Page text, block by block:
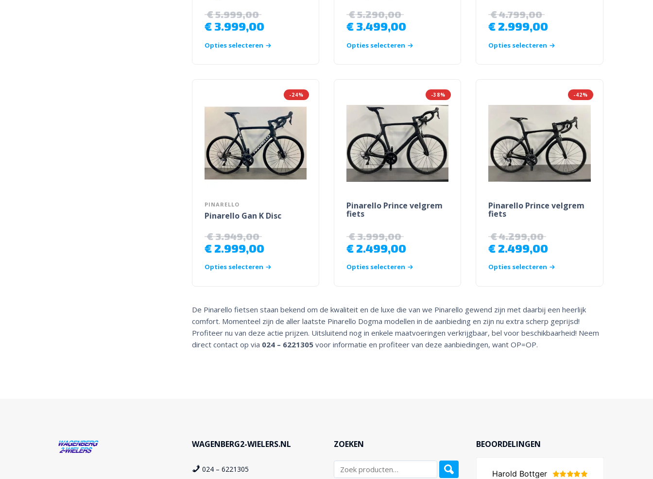
€5.999,00
€3.999,00
Opties selecteren
€5.290,00
€3.499,00
Opties selecteren
€4.799,00
€ 2.999,00
Opties selecteren
-24%
PINARELLO
Pinarello Gan K Disc
€3.949,00
€2.999,00
Opties selecteren
-38%
Pinarello Prince velgrem
fiets
€3.999,00
€2.499,00
Opties selecteren
-42%
Pinarello Prince velgrem
fiets
€4.299,00
€ 2.499,00
Opties selecteren
De Pinarello fietsen staan bekend om de kwaliteit en de luxe die van we Pinarello gewend zijn met daarbij een heerlijk
comfort. Momenteel zijn de aller laatste Pinarello Dogma modellen in de aanbieding en zijn nu extra scherp geprijsd!
Profiteer nu van deze actie prijzen. Uitsluitend nog in enkele maatvoeringen verkrijgbaar, bel voor beschikbaarheid! Neem
direct contact op via 024 – 6221305voor informatie en profiteer van deze aanbiedingen, want OP=OP.
WAGENBERG2-WIELERS.NL
024 – 6221305
ZOEKEN BEOORDELINGEN